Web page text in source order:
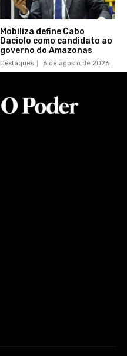
Mobiliza define Cabo
Daciolo como candidato ao
governo do Amazonas
Destaques 6 de agosto de 2026